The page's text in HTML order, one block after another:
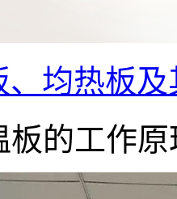
、均热板
板的工作原